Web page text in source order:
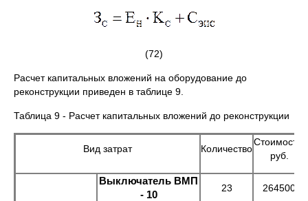
(72)
Расчет капитальных вложений на оборудование до
реконструкции приведен в таблице 9.
Таблица 9 - Расчет капитальных вложений до реконструкции
Вид затрат Количество
Стоимость,
руб.
Выключатель ВМП
- 10
23 264500